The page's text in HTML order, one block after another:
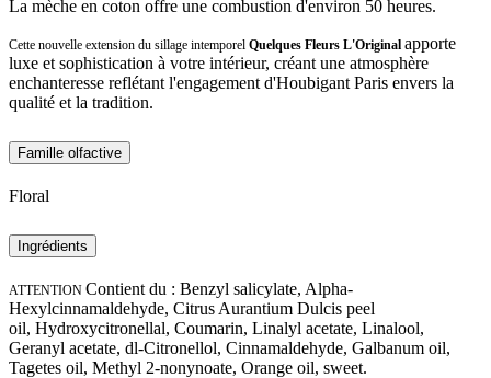
La mèche en coton offre une combustion d'environ 50 heures.
Cette nouvelle extension du sillage intemporel Quelques Fleurs L'Original apporte
luxe et sophistication à votre intérieur, créant une atmosphère
enchanteresse reflétant l'engagement d'Houbigant Paris envers la
qualité et la tradition.
Famille olfactive
Floral
Ingrédients
ATTENTION Contient du : Benzyl salicylate, Alpha-
Hexylcinnamaldehyde, Citrus Aurantium Dulcis peel
oil, Hydroxycitronellal, Coumarin, Linalyl acetate, Linalool,
Geranyl acetate, dl-Citronellol, Cinnamaldehyde, Galbanum oil,
Tagetes oil, Methyl 2-nonynoate, Orange oil, sweet.